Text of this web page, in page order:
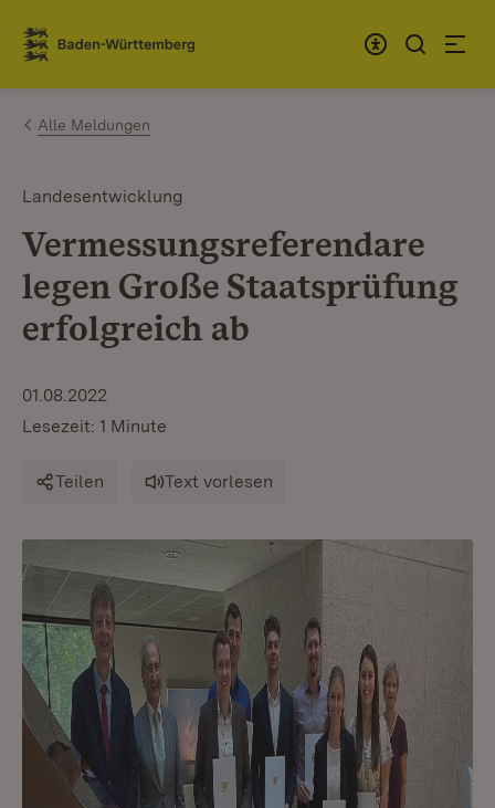
Zum Inhalt springen
Link zur Startseite
Alle Meldungen
Landesentwicklung
Vermessungsreferendare
legen Große Staatsprüfung
erfolgreich ab
01.08.2022
Lesezeit: 1 Minute
Teilen Text vorlesen